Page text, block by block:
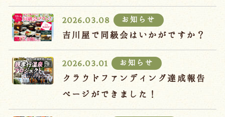
2026.03.08 お知らせ
吉川屋で同級会はいかがですか？
2026.03.01 お知らせ
クラウドファンディング達成報告
ページができました！
予約確認・変更・キャンセル
キャンセルポリシー
宿泊約款
オンラインショップ
吉川屋×温泉むすめ